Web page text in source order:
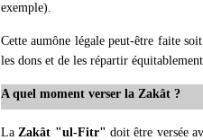
exemple).
Cette aumône légale peut-être faite
les dons et de les répartir
A quel moment verser la Zakât ?
LaZakât "ul-Fitr" doit être versée